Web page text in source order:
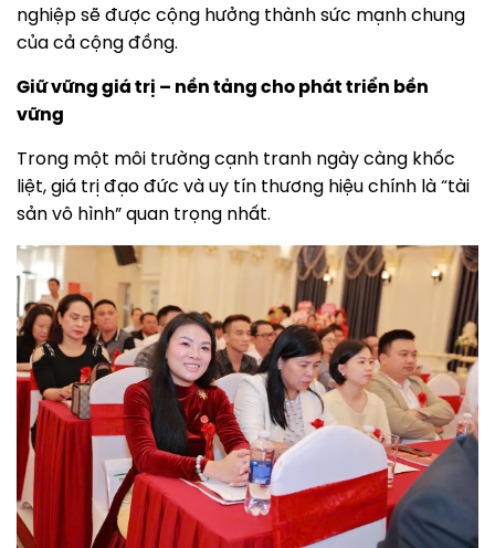
nghiệp sẽ được cộng hưởng thành sức mạnh chung
của cả cộng đồng.
Giữ vững giá trị – nền tảng cho phát triển bền
vững
Trong một môi trường cạnh tranh ngày càng khốc
liệt, giá trị đạo đức và uy tín thương hiệu chính là “tài
sản vô hình” quan trọng nhất.